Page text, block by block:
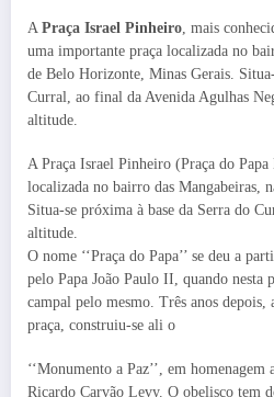
A Praça Israel Pinheiro , mais
uma importante praça localizada no
de Belo Horizonte, Minas Gerais.
Curral, ao final da Avenida Agulhas
altitude.
A Praça Israel Pinheiro (Praça do
localizada no bairro das Mangabeiras,
Situa-se próxima à base da Serra do
altitude.
O nome ‘‘Praça do Papa’’ se deu a
pelo Papa João Paulo II, quando nesta
campal pelo mesmo. Três anos depois,
praça, construiu-se ali o
‘‘Monumento a Paz’’, em
Ricardo Carvão Levy. O obelisco tem